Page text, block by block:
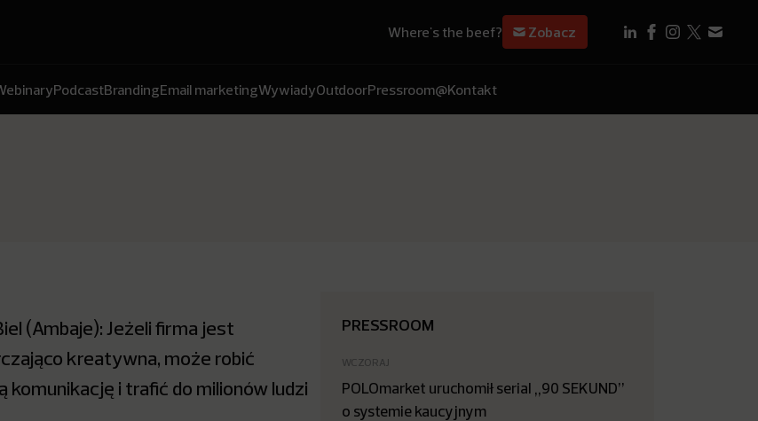
Where's the beef? Zobacz
PodcastBrandingEmail marketingWywiadyOutdoorPressroom@Kontakt
(Ambaje): Jeżeli firma jest
kreatywna, może robić
komunikację i trafić do milionów ludzi
PRESSROOM
WCZORAJ
POLOmarket uruchomił serial „90 SEKUND”
o systemie kaucyjnym